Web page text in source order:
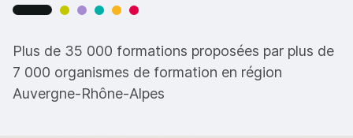
Plus de 35 000 formations proposées par plus de
7 000 organismes de formation en région
Auvergne-Rhône-Alpes